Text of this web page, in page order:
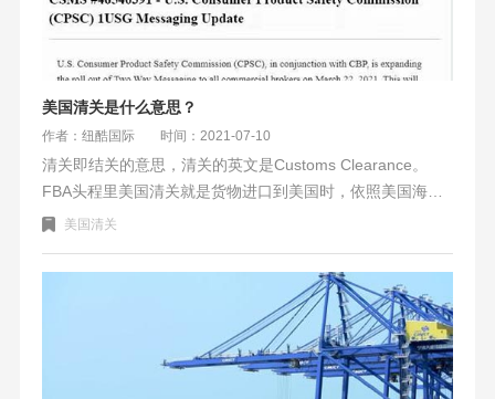
美国清关是什么意思？
作者：纽酷国际 时间：2021-07-10
清关即结关的意思，清关的英文是Customs Clearance。
FBA头程里美国清关就是货物进口到美国时，依照美国海关
相关法律规定履行的义务和相关手续的过程。美国清关完
亚马逊FBA仓库。
美国清关